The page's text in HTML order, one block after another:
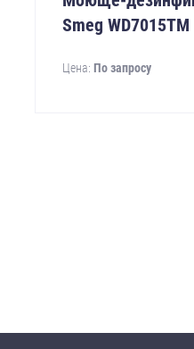
Smeg WD7015ТМ
Цена: По запросу